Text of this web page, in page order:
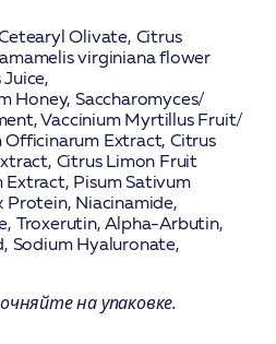
Olivate, Citrus
virginiana flower
Honey, Saccharomyces/
Vaccinium Myrtillus Fruit/
Officinarum Extract, Citrus
Citrus Limon Fruit
Extract, Pisum Sativum
Protein, Niacinamide,
Troxerutin, Alpha-Arbutin,
Sodium Hyaluronate,
на упаковке.